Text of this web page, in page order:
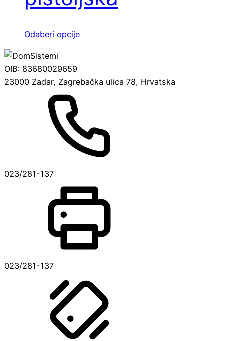
proizvoda
Odaberi opcijeOvaj
varijanti.
mogu
odabrati
na
OIB: 83680029659
23000 Zadar, Zagrebačka ulica 78, Hrvatska
023/281-137
023/281-137